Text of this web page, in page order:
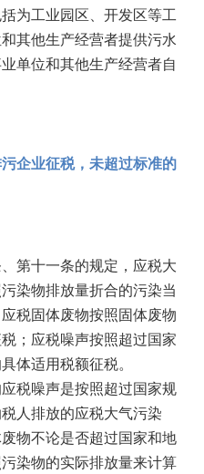
为工业园区、开发区等工
其他生产经营者提供污水
单位和其他生产经营者自
企业征税，未超过标准的
第十一条的规定，应税大
染物排放量折合的污染当
税固体废物按照固体废物
；应税噪声按照超过国家
体适用税额征税。
税噪声是按照超过国家规
人排放的应税大气污染
物不论是否超过国家和地
染物的实际排放量来计算